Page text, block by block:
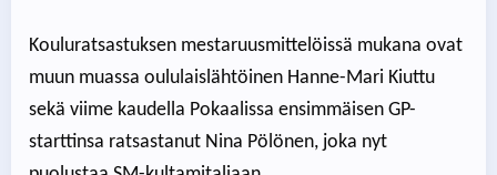
Kouluratsastuksen mestaruusmittelöissä mukana ovat
muun muassa oululaislähtöinen Hanne-Mari Kiuttu
sekä viime kaudella Pokaalissa ensimmäisen GP-
starttinsa ratsastanut Nina Pölönen, joka nyt